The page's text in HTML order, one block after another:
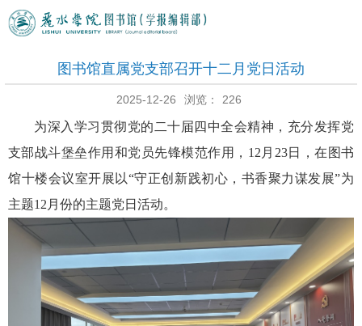
图书馆直属党支部召开十二月党日活动
2025-12-26 浏览： 226
为深入学习贯彻党的二十届四中全会精神，充分发挥党
支部战斗堡垒作用和党员先锋模范作用，12月23日，在图书
馆十楼会议室开展以“守正创新践初心，书香聚力谋发展”为
主题12月份的主题党日活动。